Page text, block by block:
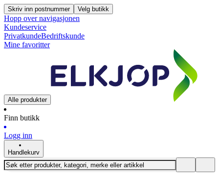
Skriv inn postnummer Velg butikk
Hopp over navigasjonen
Kundeservice
PrivatkundeBedriftskunde
Mine favoritter
Alle produkter
Finn butikk
Logg inn
Handlekurv